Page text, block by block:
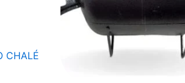
CHALÉ